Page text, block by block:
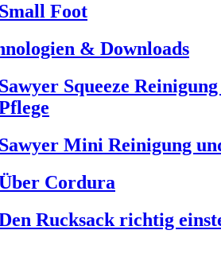
Small Foot
& Downloads
Sawyer Squeeze
Sawyer Mini Reinigung
Cordura
Rucksack richtig